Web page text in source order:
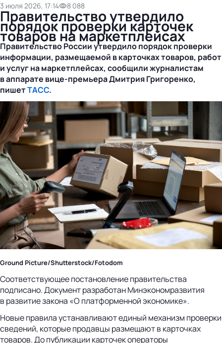
3 июля 2026, 17:14 8 088
Правительство утвердило
порядок проверки карточек
товаров на маркетплейсах
Правительство России утвердило порядок проверки
информации, размещаемой в карточках товаров, работ
и услуг на маркетплейсах, сообщили журналистам
в аппарате вице-премьераДмитрия Григоренко,
пишетТАСС.
Ground Picture/Shutterstock/Fotodom
Соответствующее постановление правительства
подписано. Документ разработан Минэкономразвития
в развитие закона «О платформенной экономике».
Новые правила устанавливают единый механизм проверки
сведений, которые продавцы размещают в карточках
товаров. До публикации карточек операторы